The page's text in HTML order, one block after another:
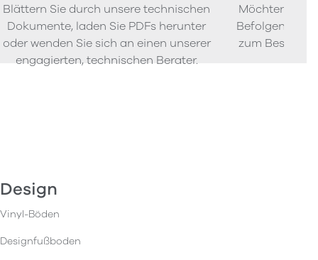
Blättern Sie durch unsere technischen
Dokumente, laden Sie PDFs herunter
oder wenden Sie sich an einen unserer
engagierten, technischen Berater.
Möchten Sie
Befolgen Sie
zum
Design
Vinyl-Böden
Designfußboden